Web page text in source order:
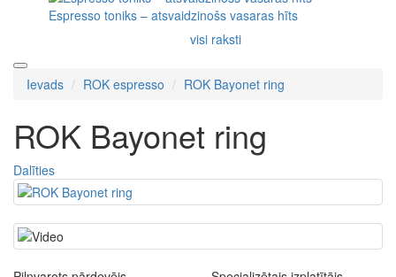
Espresso toniks – atsvaidzinošs vasaras hīts
visi raksti
Ievads ROK espresso ROK Bayonet ring
ROK Bayonet ring
Dalīties